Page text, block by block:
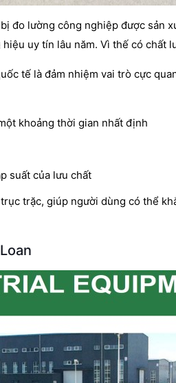
đo lường công nghiệp được sản
uy tín lâu năm. Vì thế có chất
tế là đảm nhiệm vai trò cực
khoảng thời gian nhất định
suất của lưu chất
trặc, giúp người dùng có thể